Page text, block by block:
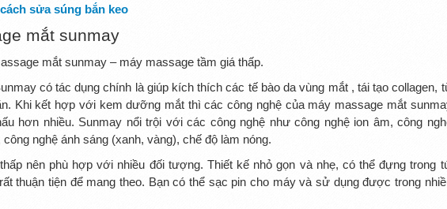
cách sửa súng bắn keo
mắt sunmay
mắt sunmay – máy massage tầm giá thấp.
có tác dụng chính là giúp kích thích các tế bào da vùng mắt , tái tạo collagen,
Khi kết hợp với kem dưỡng mắt thì các công nghệ của máy massage mắt
hơn nhiều. Sunmay nổi trội với các công nghệ như công nghệ ion âm, công
công nghệ ánh sáng (xanh, vàng), chế độ làm nóng.
nên phù hợp với nhiều đối tượng. Thiết kế nhỏ gọn và nhẹ, có thể đựng trong
thuận tiện để mang theo. Bạn có thể sạc pin cho máy và sử dụng được trong